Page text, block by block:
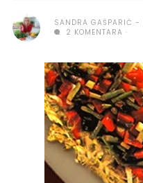
SANDRA GAŠPARIĆ
2 KOMENTARA